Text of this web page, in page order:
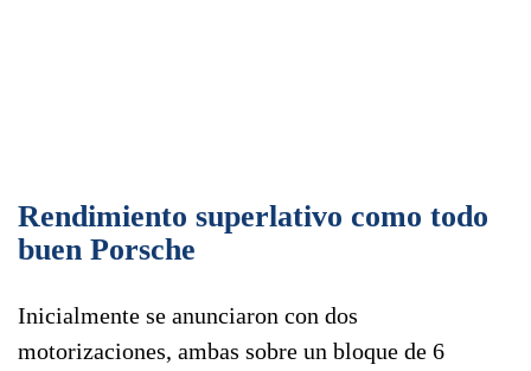
Rendimiento superlativo como todo
buen Porsche
Inicialmente se anunciaron con dos
motorizaciones, ambas sobre un bloque de 6